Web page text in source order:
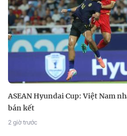
ASEAN Hyundai Cup: Việt Nam
bán kết
2 giờ trước